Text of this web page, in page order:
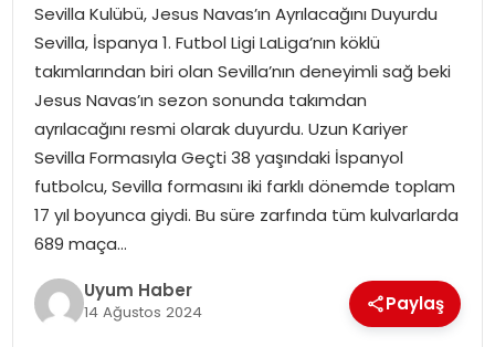
TEKNOLOJI
SAĞLIK
MAGAZIN
YAŞAM
Sevilla Kulübü, Jesus Navas’ın Ayrılacağını Duyurdu
Sevilla, İspanya 1. Futbol Ligi LaLiga’nın köklü
takımlarından biri olan Sevilla’nın deneyimli sağ beki
Jesus Navas’ın sezon sonunda takımdan
ayrılacağını resmi olarak duyurdu. Uzun Kariyer
Sevilla Formasıyla Geçti 38 yaşındaki İspanyol
futbolcu, Sevilla formasını iki farklı dönemde toplam
17 yıl boyunca giydi. Bu süre zarfında tüm kulvarlarda
689 maça…
Uyum Haber
14 Ağustos 2024 Paylaş